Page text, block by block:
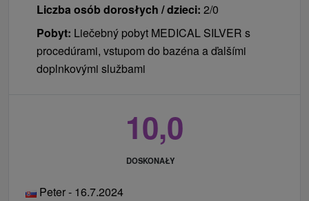
Liczba osób dorosłych / dzieci: 2/0
Pobyt: Liečebný pobyt MEDICAL SILVER s
procedúrami, vstupom do bazéna a ďalšími
doplnkovými službami
10,0
DOSKONAŁY
Peter - 16.7.2024